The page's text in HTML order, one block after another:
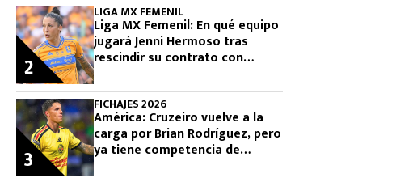
LIGA MX FEMENIL
Liga MX Femenil: En qué equipo
jugará Jenni Hermoso tras
rescindir su contrato con
2
FICHAJES 2026
América: Cruzeiro vuelve a la
carga por Brian Rodríguez, pero
ya tiene competencia de
3